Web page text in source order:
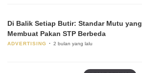
Di Balik Setiap Butir: Standar Mutu yang
Membuat Pakan STP Berbeda
ADVERTISING 2 bulan yang lalu